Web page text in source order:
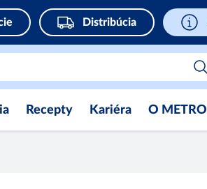
Distribúcia
Recepty Kariéra O METRO